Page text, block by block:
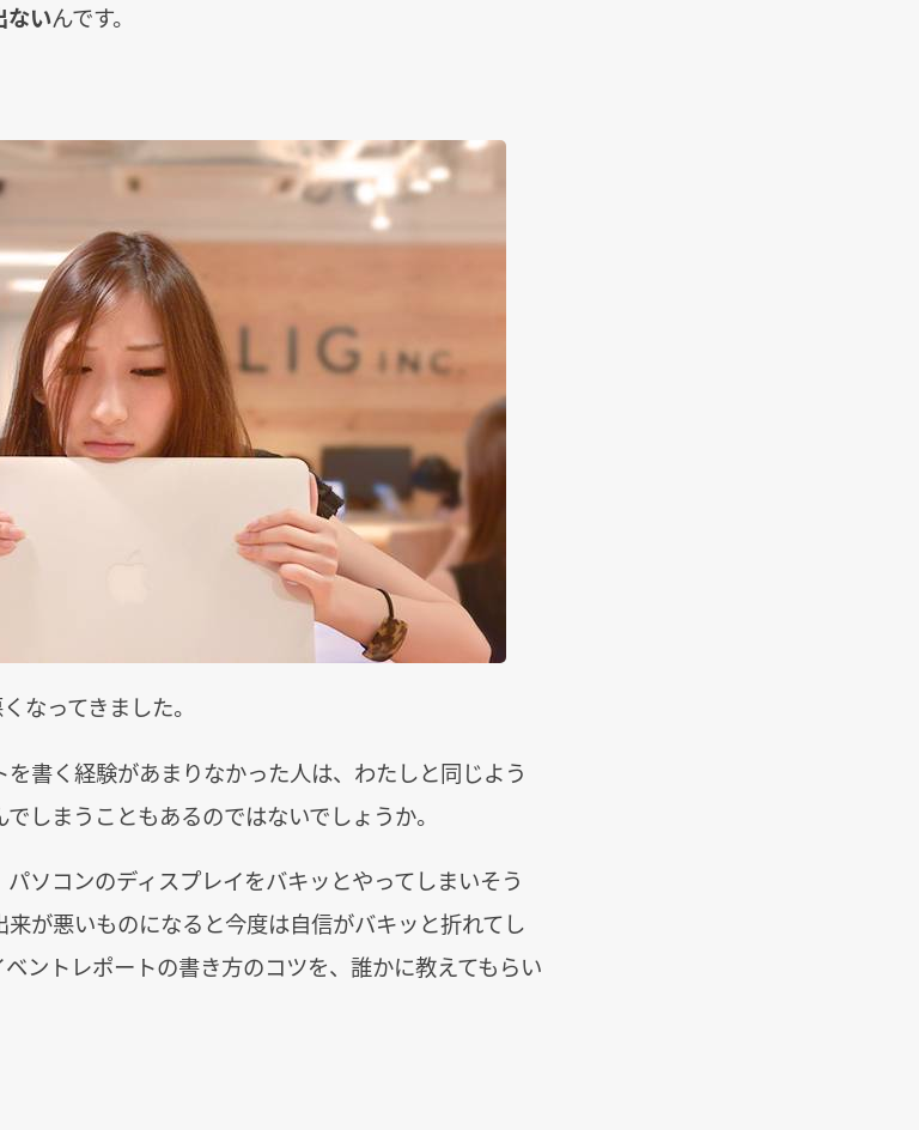
ないんです。
なってきました。
書く経験があまりなかった人は、わたしと同じよう
しまうこともあるのではないでしょうか。
ソコンのディスプレイをバキッとやってしまいそう
が悪いものになると今度は自信がバキッと折れてし
ントレポートの書き方のコツを、誰かに教えてもらい